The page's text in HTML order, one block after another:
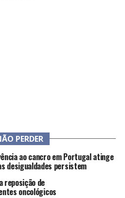
PERDER
ao cancro em Portugal atinge
desigualdades persistem
reposição de
oncológicos